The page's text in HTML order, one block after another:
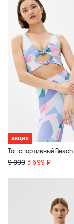
акция
Топ спортивный
9 099 3 699 ₽